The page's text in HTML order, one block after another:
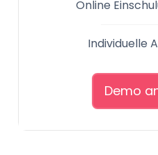
Online
Individuelle
Demo